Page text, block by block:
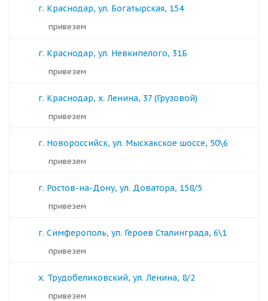
г. Краснодар, ул. Богатырская, 154
Привезем
г. Краснодар, ул. Невкипелого, 31Б
Привезем
г. Краснодар, х. Ленина, 37 (Грузовой)
Привезем
г. Новороссийск, ул. Мысхакское шоссе, 50\6
Привезем
г. Ростов-на-Дону, ул. Доватора, 158/5
Привезем
г. Симферополь, ул. Героев Сталинграда, 6\1
Привезем
х. Трудобеликовский, ул. Ленина, 8/2
Привезем